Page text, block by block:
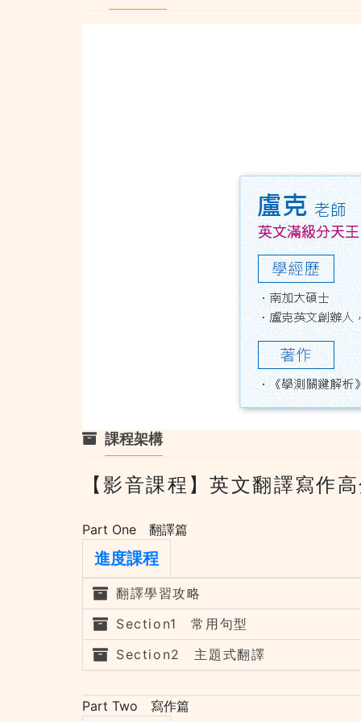
課程架構
【影音課程】英文翻譯寫作
Part One 翻譯篇
進度課程
翻譯學習攻略
Section1 常用句型
Section2 主題式翻譯
Part Two 寫作篇